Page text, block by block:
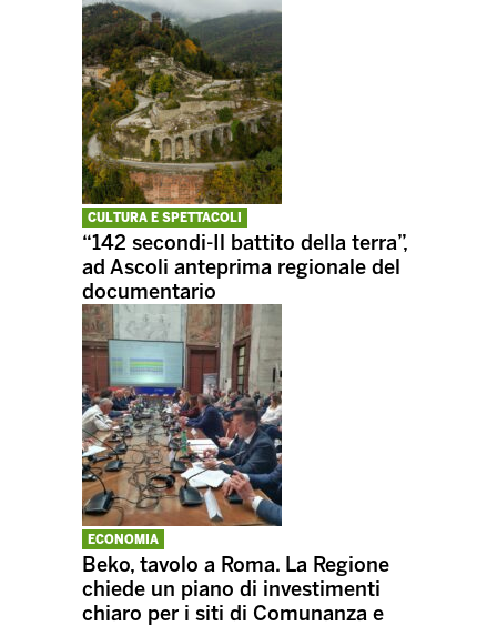
CULTURA E SPETTACOLI
“142 secondi-Il battito della terra”,
ad Ascoli anteprima regionale del
documentario
ECONOMIA
Beko, tavolo a Roma. La Regione
chiede un piano di investimenti
chiaro per i siti di Comunanza e